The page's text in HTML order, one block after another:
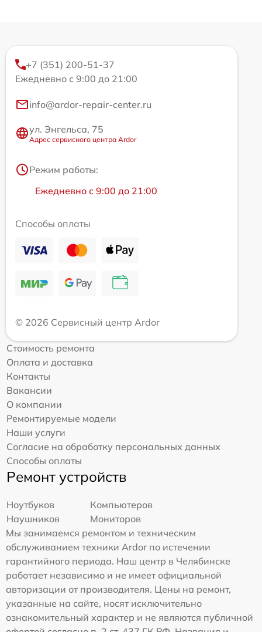
+7 (351) 200-51-37
Ежедневно с 9:00 до 21:00
info@ardor-repair-center.ru
ул. Энгельса, 75
Адрес сервисного центра Ardor
Режим работы:
Ежедневно с 9:00 до 21:00
Способы оплаты
© 2026 Сервисный центр Ardor
Стоимость ремонта
Оплата и доставка
Контакты
Вакансии
О компании
Ремонтируемые модели
Наши услуги
Согласие на обработку персональных данных
Способы оплаты
Ремонт устройств
Ноутбуков
Компьютеров
Наушников
Мониторов
Мы занимаемся ремонтом и техническим
обслуживанием техники Ardor по истечении
гарантийного периода. Наш центр в Челябинске
работает независимо и не имеет официальной
авторизации от производителя. Цены на ремонт,
указанные на сайте, носят исключительно
ознакомительный характер и не являются публичной